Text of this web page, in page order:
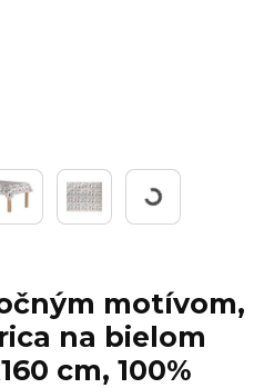
Working...
motívom,
na bielom
cm, 100%